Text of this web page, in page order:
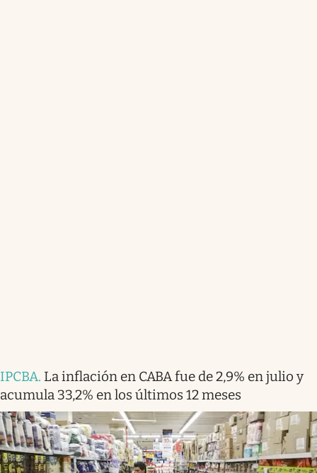
IPCBA. La inflación en CABA fue de 2,9% en julio y
acumula 33,2% en los últimos 12 meses